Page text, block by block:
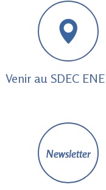
Venir au SDEC
Newsletter